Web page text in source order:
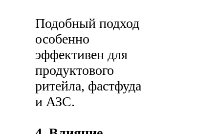
Подобный подход
особенно
эффективен для
продуктового
ритейла, фастфуда
и АЗС.